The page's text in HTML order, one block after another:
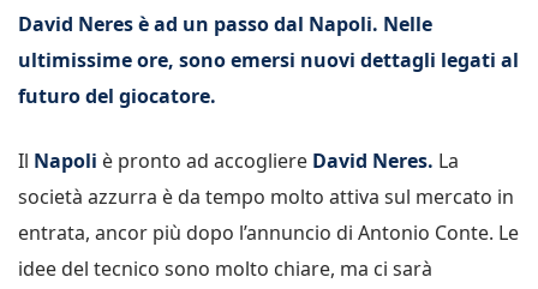
David Neres è ad un passo dal Napoli. Nelle
ultimissime ore, sono emersi nuovi dettagli legati al
futuro del giocatore.
Il Napoli è pronto ad accogliere David Neres. La
società azzurra è da tempo molto attiva sul mercato in
entrata, ancor più dopo l’annuncio di Antonio Conte. Le
idee del tecnico sono molto chiare, ma ci sarà